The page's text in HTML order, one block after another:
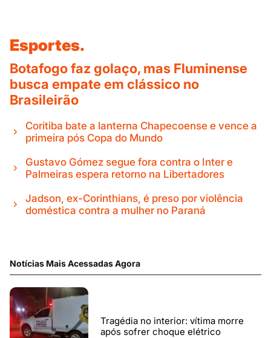
Esportes.
Botafogo faz golaço, mas Fluminense
busca empate em clássico no
Brasileirão
Coritiba bate a lanterna Chapecoense e vence a
primeira pós Copa do Mundo
Gustavo Gómez segue fora contra o Inter e
Palmeiras espera retorno na Libertadores
Jadson, ex-Corinthians, é preso por violência
doméstica contra a mulher no Paraná
Notícias Mais Acessadas Agora
Tragédia no interior: vítima morre
após sofrer choque elétrico